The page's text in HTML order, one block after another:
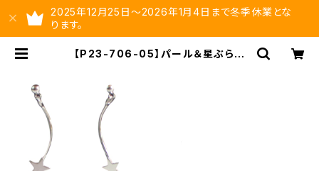
2025年12月25日～2026年1月4日まで冬季休業とな
ります。
【P23-706-05】パール＆星ぶら下